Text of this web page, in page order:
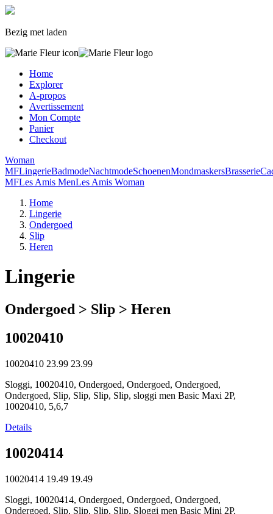
Bezig met laden
Home
Explorer
A-propos
Avertissement
Mon Compte
Panier
Checkout
Woman
MFLingerieBadmodeNachtmodeSchoenenMondmaskersBrasserie
MFLes Amis MenLes Amis Woman
Home
Lingerie
Ondergoed
Slip
Heren
Lingerie
Ondergoed > Slip > Heren
10020410
10020410 23.99 23.99
Sloggi, 10020410, Ondergoed, Ondergoed, Ondergoed,
Ondergoed, Slip, Slip, Slip, Slip, sloggi men Basic Maxi 2P,
10020410, 5,6,7
Details
10020414
10020414 19.49 19.49
Sloggi, 10020414, Ondergoed, Ondergoed, Ondergoed,
Ondergoed, Slip, Slip, Slip, Slip, Sloggi men Basic Mini 2P,